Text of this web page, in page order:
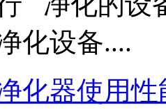
化设备....
化器使用